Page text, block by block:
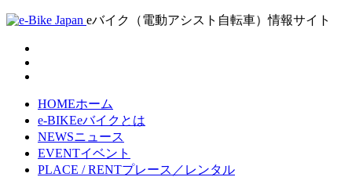
eバイク（電動アシスト自転車）情報サイト
HOMEホーム
e-BIKEeバイクとは
NEWSニュース
EVENTイベント
PLACE / RENTプレース／レンタル